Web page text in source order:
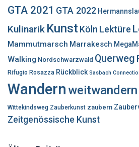
:GTA 2021 GTA 2022
Kulinarik Kunst Köln Lektüre
Mammutmarsch Marrakesch
Walking Nordschwarzwald Querweg
Rifugio Rosazza Rückblick Sasbach
Wandern weitwandern
Wittekindsweg Zauberkunst zaubern
Zeitgenössische Kunst